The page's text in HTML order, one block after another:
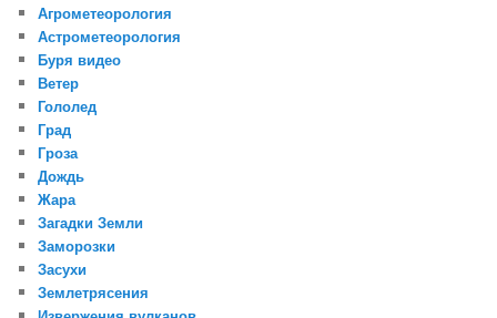
Агрометеорология
Астрометеорология
Буря видео
Ветер
Гололед
Град
Гроза
Дождь
Жара
Загадки Земли
Заморозки
Засухи
Землетрясения